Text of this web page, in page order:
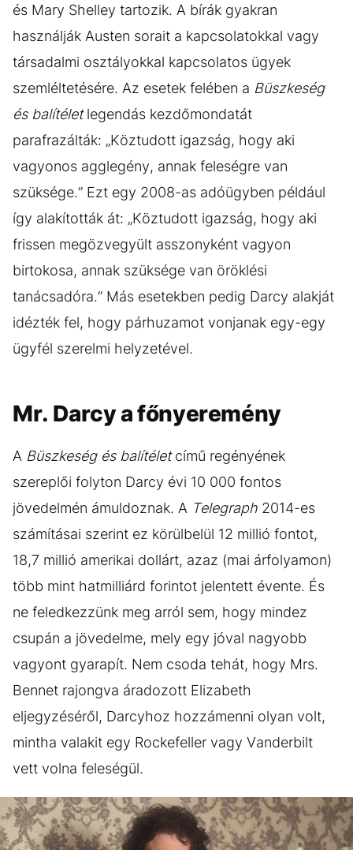
és Mary Shelley tartozik. A bírák gyakran
használják Austen sorait a kapcsolatokkal vagy
társadalmi osztályokkal kapcsolatos ügyek
szemléltetésére. Az esetek felében a Büszkeség
és balítéletlegendás kezdőmondatát
parafrazálták: „Köztudott igazság, hogy aki
vagyonos agglegény, annak feleségre van
szüksége.” Ezt egy 2008-as adóügyben például
így alakították át: „Köztudott igazság, hogy aki
frissen megözvegyült asszonyként vagyon
birtokosa, annak szüksége van öröklési
tanácsadóra.” Más esetekben pedig Darcy alakját
idézték fel, hogy párhuzamot vonjanak egy-egy
ügyfél szerelmi helyzetével.
Mr. Darcy a főnyeremény
A Büszkeség és balítéletcímű regényének
szereplői folyton Darcy évi 10 000 fontos
jövedelmén ámuldoznak. A Telegraph 2014-es
számításai szerint ez körülbelül 12 millió fontot,
18,7 millió amerikai dollárt, azaz (mai árfolyamon)
több mint hatmilliárd forintot jelentett évente. És
ne feledkezzünk meg arról sem, hogy mindez
csupán a jövedelme, mely egy jóval nagyobb
vagyont gyarapít. Nem csoda tehát, hogy Mrs.
Bennet rajongva áradozott Elizabeth
eljegyzéséről, Darcyhoz hozzámenni olyan volt,
mintha valakit egy Rockefeller vagy Vanderbilt
vett volna feleségül.